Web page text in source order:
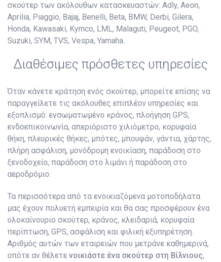
σκούτερ των ακόλουθων κατασκευαστών: Adly, Aeon,
Aprilia, Piaggio, Bajaj, Benelli, Beta, BMW, Derbi, Gilera,
Honda, Kawasaki, Kymco, LML, Malaguti, Peugeot, PGO,
Suzuki, SYM, TVS, Vespa, Yamaha.
Διαθέσιμες πρόσθετες υπηρεσίες
Όταν κάνετε κράτηση ενός σκούτερ, μπορείτε επίσης να
παραγγείλετε τις ακόλουθες επιπλέον υπηρεσίες και
εξοπλισμό: ενσωματωμένο κράνος, πλοήγηση GPS,
ενδοεπικοινωνία, απεριόριστο χιλιόμετρο, κορυφαία
θήκη, πλευρικές θήκες, μπότες, μπουφάν, γάντια, χάρτης,
πλήρη ασφάλιση, μονόδρομη ενοικίαση, παράδοση στο
ξενοδοχείο, παράδοση στο λιμάνι ή παράδοση στο
αεροδρόμιο.
Τα περισσότερα από τα ενοικιαζόμενα μοτοποδήλατα
μας έχουν πολυετή εμπειρία και θα σας προσφέρουν ένα
ολοκαίνουριο σκούτερ, κράνος, κλειδαριά, κορυφαία
περίπτωση, GPS, ασφάλιση και φιλική εξυπηρέτηση.
Αριθμός αυτών των εταιρειών που μετράνε καθημερινά,
οπότε αν θέλετε νοικιάστε ένα σκούτερ στη Βίλνιους,